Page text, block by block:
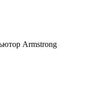
Armstrong